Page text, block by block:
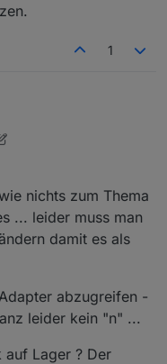
1
nichts zum Thema
... leider muss man
damit es als
abzugreifen -
leider kein "n" ...
auf Lager ? Der